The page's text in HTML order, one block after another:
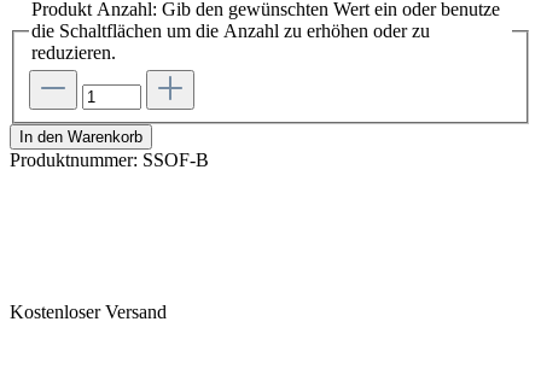
Produkt Anzahl: Gib den gewünschten Wert ein oder benutze
die Schaltflächen um die Anzahl zu erhöhen oder zu
reduzieren.
In den Warenkorb
Produktnummer: SSOF-B
Kostenloser Versand